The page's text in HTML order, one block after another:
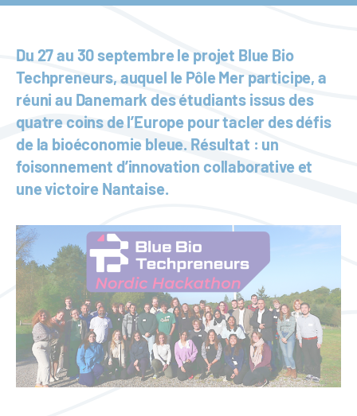
Du 27 au 30 septembre le projet Blue Bio
Techpreneurs, auquel le Pôle Mer participe, a
réuni au Danemark des étudiants issus des
quatre coins de l’Europe pour tacler des défis
de la bioéconomie bleue. Résultat : un
foisonnement d’innovation collaborative et
une victoire Nantaise.